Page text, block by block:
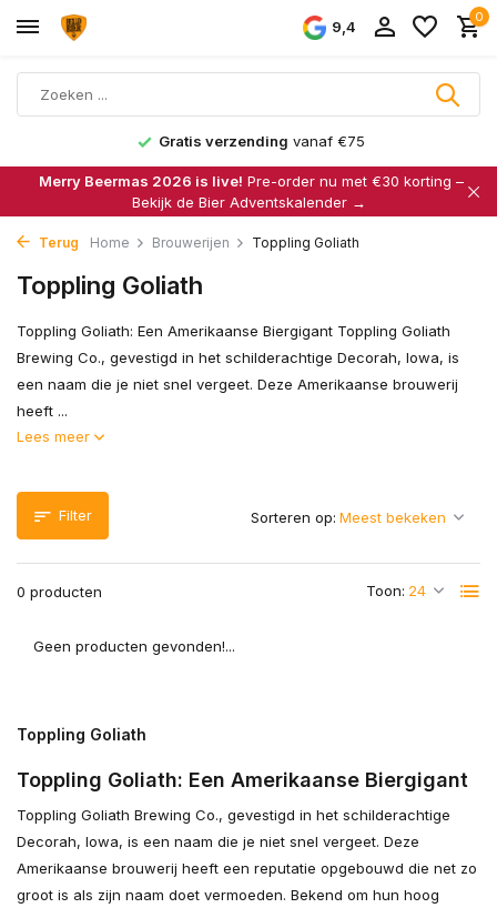
9,4
0
Gratis verzending vanaf €75
Merry Beermas 2026 is live! Pre-order nu met €30 korting –
Bekijk de Bier Adventskalender →
Terug Home Brouwerijen Toppling Goliath
Toppling Goliath
Toppling Goliath: Een Amerikaanse Biergigant Toppling Goliath
Brewing Co., gevestigd in het schilderachtige Decorah, Iowa, is
een naam die je niet snel vergeet. Deze Amerikaanse brouwerij
heeft ...
Lees meer
Filter
0 producten Toon:
Sorteren op:
Geen producten gevonden!...
Toppling Goliath
Toppling Goliath: Een Amerikaanse Biergigant
Toppling Goliath Brewing Co., gevestigd in het schilderachtige
Decorah, Iowa, is een naam die je niet snel vergeet. Deze
Amerikaanse brouwerij heeft een reputatie opgebouwd die net zo
groot is als zijn naam doet vermoeden. Bekend om hun hoog